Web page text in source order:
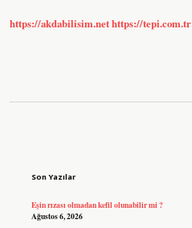
https://akdabilisim.nethttps://tepi.com.tr
Son Yazılar
Eşin rızası olmadan kefil olunabilir mi ?
Ağustos 6, 2026